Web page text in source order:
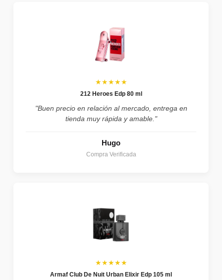
★★★★★
212 Heroes Edp 80 ml
"Buen precio en relación al mercado, entrega en
tienda muy rápida y amable."
Hugo
Compra Verificada
★★★★★
Armaf Club De Nuit Urban Elixir Edp 105 ml